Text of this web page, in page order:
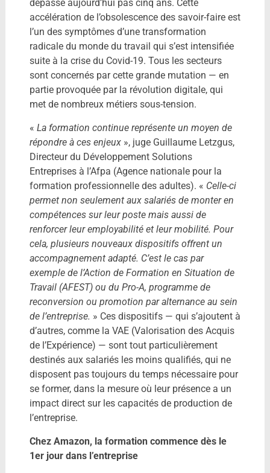
dépasse aujourd’hui pas cinq ans. Cette
accélération de l’obsolescence des savoir-faire est
l’un des symptômes d’une transformation
radicale du monde du travail qui s’est intensifiée
suite à la crise du Covid-19. Tous les secteurs
sont concernés par cette grande mutation — en
partie provoquée par la révolution digitale, qui
met de nombreux métiers sous-tension.
« La formation continue représente un moyen de
répondre à ces enjeux», juge Guillaume Letzgus,
Directeur du Développement Solutions
Entreprises à l’Afpa (Agence nationale pour la
formation professionnelle des adultes). « Celle-ci
permet non seulement aux salariés de monter en
compétences sur leur poste mais aussi de
renforcer leur employabilité et leur mobilité. Pour
cela, plusieurs nouveaux dispositifs offrent un
accompagnement adapté. C’est le cas par
exemple de l’Action de Formation en Situation de
Travail (AFEST) ou du Pro-A, programme de
reconversion ou promotion par alternance au sein
de l’entreprise. » Ces dispositifs — qui s’ajoutent à
d’autres, comme la VAE (Valorisation des Acquis
de l’Expérience) — sont tout particulièrement
destinés aux salariés les moins qualifiés, qui ne
disposent pas toujours du temps nécessaire pour
se former, dans la mesure où leur présence a un
impact direct sur les capacités de production de
l’entreprise.
Chez Amazon, la formation commence dès le
1er jour dans l’entreprise